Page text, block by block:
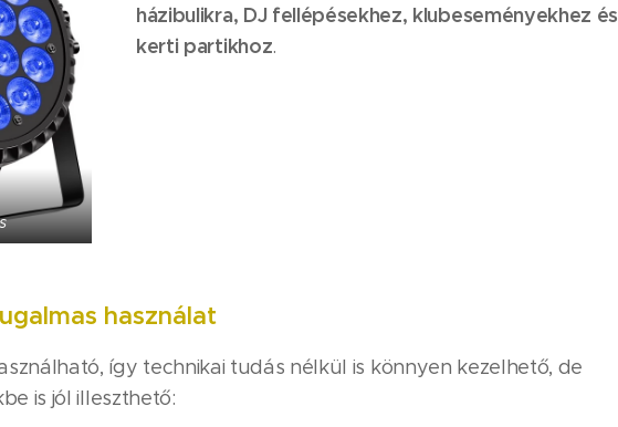
házibulikra, DJ fellépésekhez, klubeseményekhez és
kerti partikhoz.
használat
így technikai tudás nélkül is könnyen kezelhető, de
is jól illeszthető: